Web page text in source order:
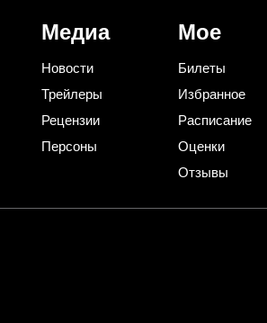
Медиа
Новости
Трейлеры
Рецензии
Персоны
Мое
Билеты
Избранное
Расписание
Оценки
Отзывы